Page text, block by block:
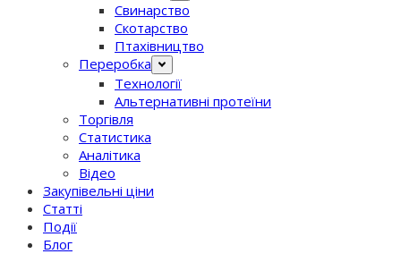
Свинарство
Скотарство
Птахівництво
Переробка
Технології
Альтернативні протеїни
Торгівля
Статистика
Аналітика
Відео
Закупівельні ціни
Статті
Події
Блог